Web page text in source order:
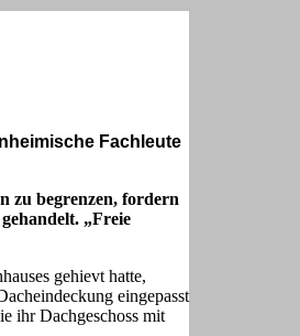
Fachleute
zu begrenzen, fordern
„Freie
gehievt hatte,
eingepasst
ihr Dachgeschoss mit